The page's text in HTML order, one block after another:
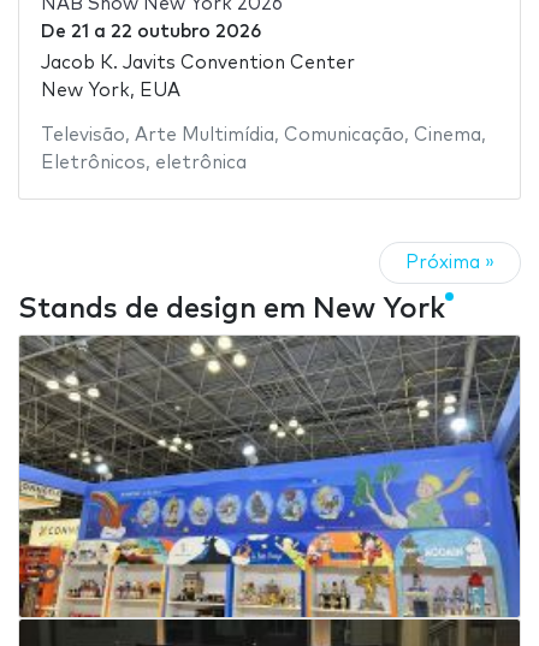
NAB Show New York 2026
De 21 a 22 outubro 2026
Jacob K. Javits Convention Center
New York, EUA
Televisão, Arte Multimídia, Comunicação, Cinema,
Eletrônicos, eletrônica
Próxima »
Stands de design em New York